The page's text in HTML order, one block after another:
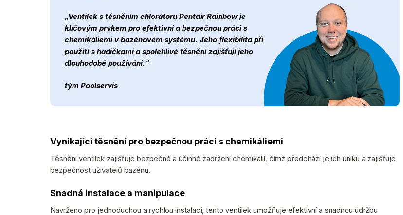
„Ventilek s těsněním chlorátoru Pentair Rainbow je
klíčovým prvkem pro efektivní a bezpečnou práci s
chemikáliemi v bazénovém systému. Jeho flexibilita při
použití s hadičkami a spolehlivé těsnění zajišťují jeho
dlouhodobé používání.“
tým Poolservis
Vynikající těsnění pro bezpečnou práci s chemikáliemi
Těsnění ventilek zajišťuje bezpečné a účinné zadržení chemikálií, čímž předchází jejich úniku a zajišťuje
bezpečnost uživatelů bazénu.
Snadná instalace a manipulace
Navrženo pro jednoduchou a rychlou instalaci, tento ventilek umožňuje efektivní a snadnou údržbu